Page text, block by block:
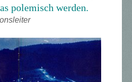
polemisch werden.